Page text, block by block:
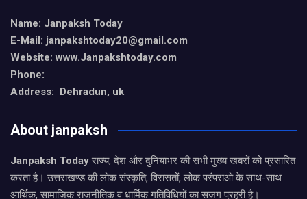
Name: Janpaksh Today
E-Mail: janpakshtoday20@gmail.com
Website: www.Janpakshtoday.com
Phone:
Address: Dehradun, uk
About janpaksh
Janpaksh Todayराज्य, देश और दुनियाभर की सभी मुख्य खबरों को प्रसारित
करता है। उत्तराखण्ड की लोक संस्कृति, विरासतों, लोक परंपराओ के साथ-साथ
आर्थिक, सामाजिक राजनीतिक व धार्मिक गतिविधियों का सजग प्रहरी है।